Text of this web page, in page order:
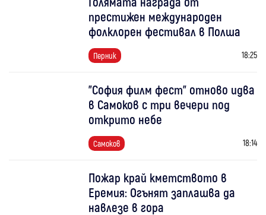
престижен международен
фолклорен фестивал в Полша
Перник 18:25
"София филм фест" отново идва
в Самоков с три вечери под
открито небе
Самоков 18:14
Пожар край кметството в
Еремия: Огънят заплашва да
навлезе в гора